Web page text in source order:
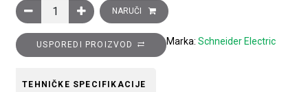
Sklopnik motorski 3P (3NO) TeSys D, 25A (AC-3), 1R+1M
NARUČI
USPOREDI PROIZVOD Marka: Schneider Electric
TEHNIČKE SPECIFIKACIJE